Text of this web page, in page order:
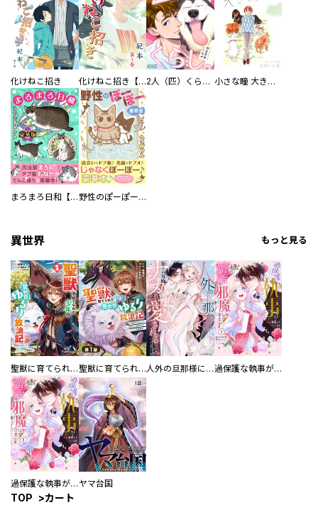
化けねこ招き 化けねこ招き【描きおろし付合冊版】 2人（匹）くらし。 小さな瞳 大きな鼓動
まろまろ日和【豪華版】 野性のぽーぽー【豪華版】
異世界 もっと見る
聖獣に育てられた少年の異世界ゆるり放浪記～神様からもらったチート魔法で、仲間たちとスローライフを満喫中～ 聖獣に育てられた少年の異世界ゆるり放浪記～神様からもらったチート魔法で、仲間たちとスローライフを満喫中～【分冊版】 人外の旦那様に娶られ毎晩ナカまで愛される…。アンソロジー 過保護な執事が私の婚活を邪魔してきます！ 分冊版
過保護な執事が私の婚活を邪魔してきます！ ヤマ台国
TOP カート